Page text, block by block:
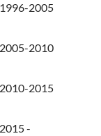
2005
2010
2015
-